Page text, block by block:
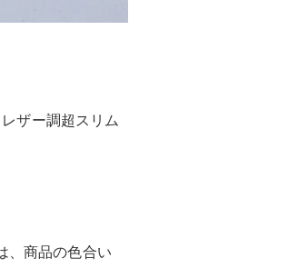
ザー調超スリム
、商品の色合い